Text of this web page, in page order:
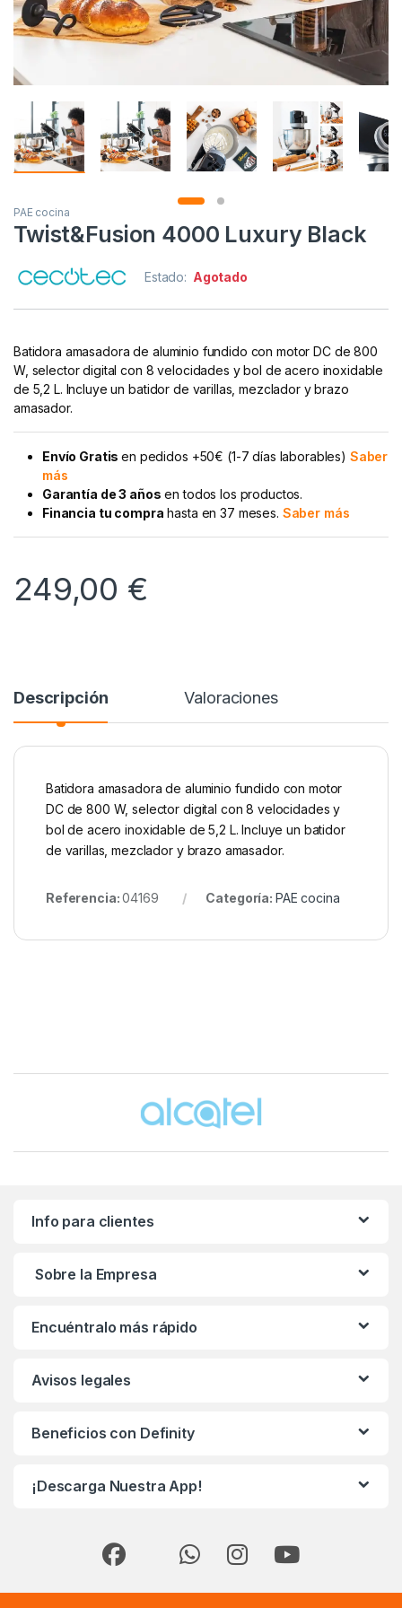
PAE cocina
Twist&Fusion 4000 Luxury Black
Estado: Agotado
Batidora amasadora de aluminio fundido con motor DC de 800
W, selector digital con 8 velocidades y bol de acero inoxidable
de 5,2 L. Incluye un batidor de varillas, mezclador y brazo
amasador.
Envío Gratisen pedidos +50€ (1-7 días laborables) Saber
más
Garantía de 3 años en todos los productos.
Financia tu compra hasta en 37 meses. Saber más
249,00 €
Descripción Valoraciones
Batidora amasadora de aluminio fundido con motor
DC de 800 W, selector digital con 8 velocidades y
bol de acero inoxidable de 5,2 L. Incluye un batidor
de varillas, mezclador y brazo amasador.
Referencia:04169 Categoría: PAE cocina
Info para clientes
Sobre la Empresa
Encuéntralo más rápido
Avisos legales
Beneficios con Definity
¡Descarga Nuestra App!